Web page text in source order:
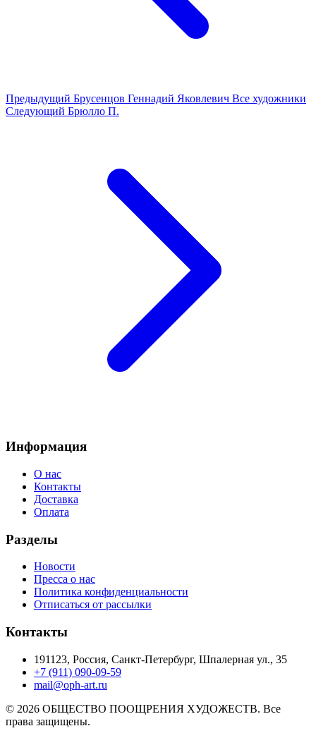
Предыдущий Брусенцов Геннадий Яковлевич Все художники
Следующий Брюлло П.
Информация
О нас
Контакты
Доставка
Оплата
Разделы
Новости
Пресса о нас
Политика конфиденциальности
Отписаться от рассылки
Контакты
191123, Россия, Санкт-Петербург, Шпалерная ул., 35
+7 (911) 090-09-59
mail@oph-art.ru
© 2026 ОБЩЕСТВО ПООЩРЕНИЯ ХУДОЖЕСТВ. Все
права защищены.